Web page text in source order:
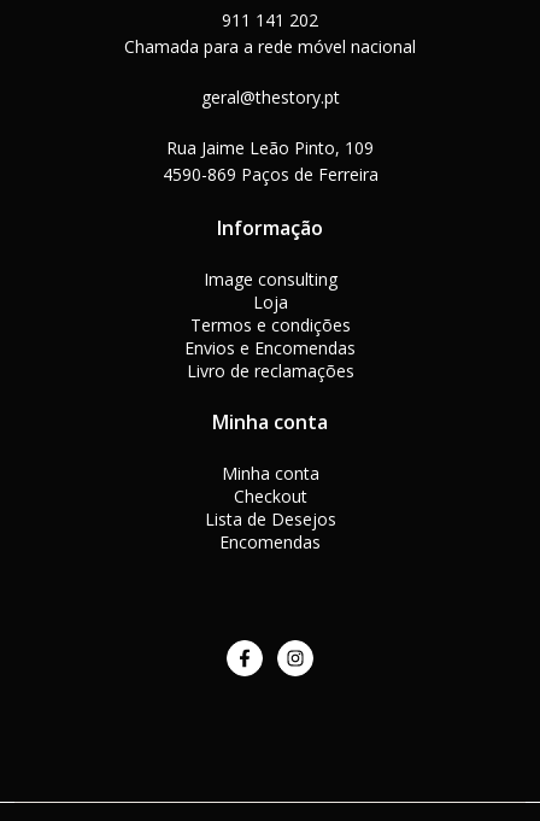
911 141 202
Chamada para a rede móvel nacional
geral@thestory.pt
Rua Jaime Leão Pinto, 109
4590-869 Paços de Ferreira
Informação
Image consulting
Loja
Termos e condições
Envios e Encomendas
Livro de reclamações
Minha conta
Minha conta
Checkout
Lista de Desejos
Encomendas